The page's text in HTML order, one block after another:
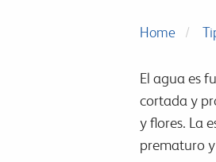
Home
El agua es
cortada y
y flores. La
prematuro